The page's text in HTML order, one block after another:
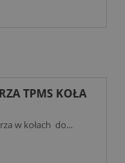
TPMS KOŁA
w kołach do...